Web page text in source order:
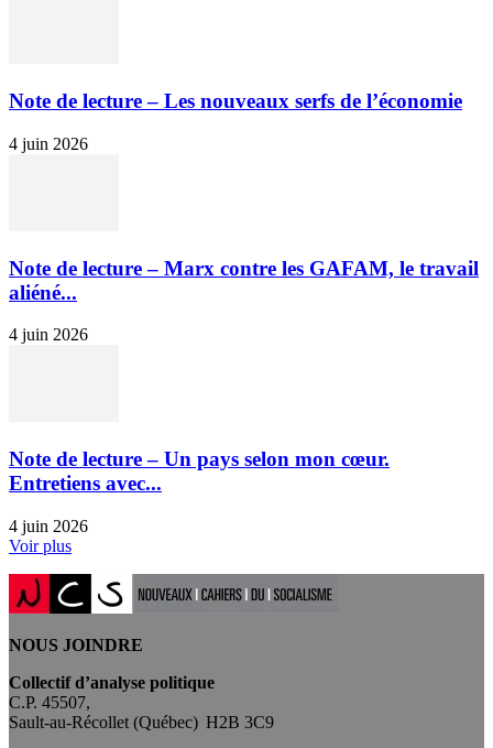
Note de lecture – Les nouveaux serfs de l’économie
4 juin 2026
Note de lecture – Marx contre les GAFAM, le travail
aliéné...
4 juin 2026
Note de lecture – Un pays selon mon cœur.
Entretiens avec...
4 juin 2026
Voir plus
NOUS JOINDRE
Collectif d’analyse politique
C.P. 45507,
Sault-au-Récollet (Québec) H2B 3C9